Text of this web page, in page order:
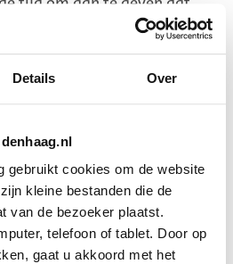
Details Over
gebruikt cookies om de website
kleine bestanden die de
van de bezoeker plaatst.
telefoon of tablet. Door op
gaat u akkoord met het
Dit doen zij simpelweg
van te halen. Pas
weghalen en naar het
zo in de Algemeen
vastgelegd en
Fietsen kunnen
opgehaald worden
Gebeurt dit niet,
opgekocht door een 3e